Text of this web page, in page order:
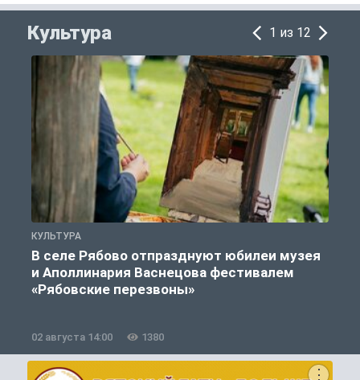
Культура 1 из 12
КУЛЬТУРА
В селе Рябово отпразднуют юбилеи музея
и Аполлинария Васнецова фестивалем
«Рябовские перезвоны»
02 августа 14:00 1380